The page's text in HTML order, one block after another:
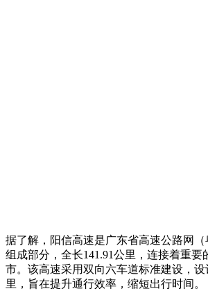
据了解，阳信高速是广东省高速公路网（
组成部分，全长141.91公里，连接着重要
市。该高速采用双向六车道标准建设，设
里，旨在提升通行效率，缩短出行时间。